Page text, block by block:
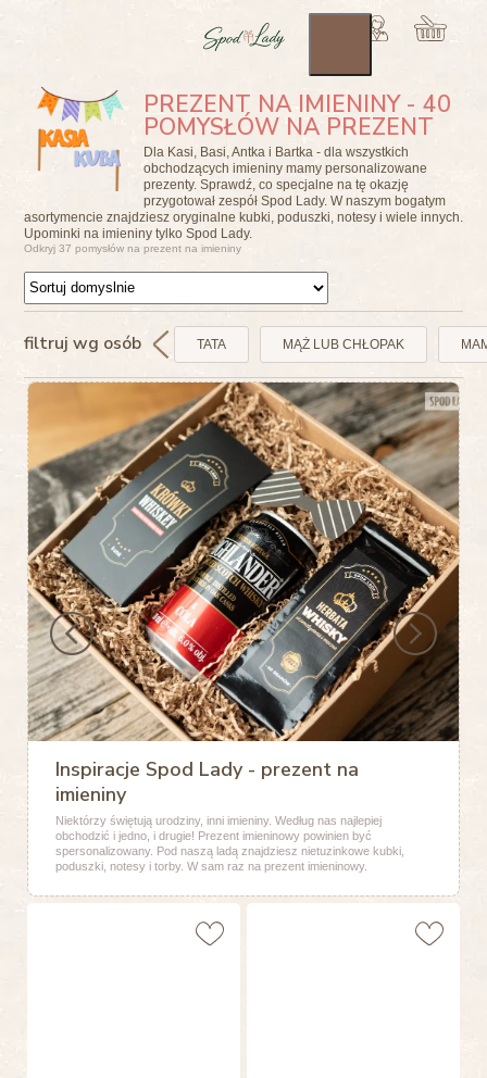
PREZENT NA IMIENINY - 40
POMYSŁÓW NA PREZENT
Dla Kasi, Basi, Antka i Bartka - dla wszystkich
obchodzących imieniny mamy personalizowane
prezenty. Sprawdź, co specjalne na tę okazję
przygotował zespół Spod Lady. W naszym bogatym
asortymencie znajdziesz oryginalne kubki, poduszki, notesy i wiele innych.
Upominki na imieniny tylko Spod Lady.
Odkryj 37 pomysłów na prezent na imieniny
filtruj wg osób TATA MĄŻ LUB CHŁOPAK
Inspiracje Spod Lady - prezent na
imieniny
Niektórzy świętują urodziny, inni imieniny. Według nas najlepiej
obchodzić i jedno, i drugie! Prezent imieninowy powinien być
spersonalizowany. Pod naszą ladą znajdziesz nietuzinkowe kubki,
poduszki, notesy i torby. W sam raz na prezent imieninowy.